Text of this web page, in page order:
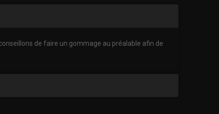
de faire un gommage au préalable afin de